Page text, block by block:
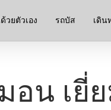
วยตัวเอง รถบัส เดิน
อน เ